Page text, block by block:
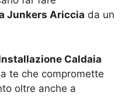
Junkers Ariccia da un
Caldaia
te che compromette
oltre anche a